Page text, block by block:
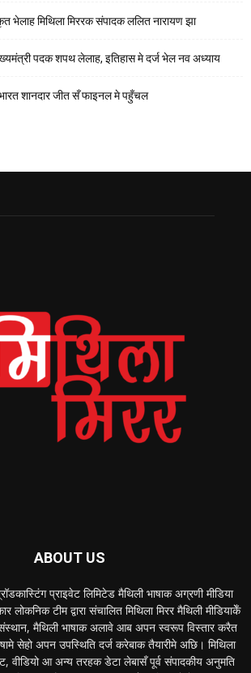
भेलाह मिथिला मिररक संपादक ललित नारायण झा
पदक शपथ लेलाह, इतिहास मे दर्ज भेल नव अध्याय
शानदार जीत सँ फाइनल मे पहुँचल
ABOUT US
प्राइवेट लिमिटेड मैथिली भाषाक अग्रणी मीडिया
टीम द्वारा संचालित मिथिला मिरर मैथिली मीडियाकेँ
मैथिली भाषाक अलावे आब अपन स्वरूप विस्तार करैत
सेहो अपन उपस्थिति दर्ज करेबाक तैयारीमे अछि। मिथिला
वीडियो आ अन्य तरहक डेटा लेबासँ पूर्व संपादकीय अनुमति